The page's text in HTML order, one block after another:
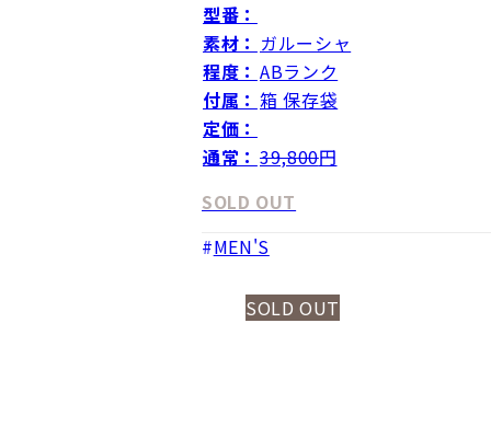
型番：
素材： ガルーシャ
程度： ABランク
付属： 箱 保存袋
定価：
通常： 39,800円
SOLD OUT
MEN'S
SOLD OUT